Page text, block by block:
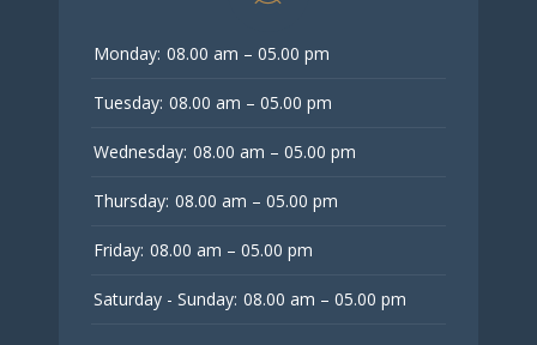
Monday: 08.00 am – 05.00 pm
Tuesday: 08.00 am – 05.00 pm
Wednesday: 08.00 am – 05.00 pm
Thursday: 08.00 am – 05.00 pm
Friday: 08.00 am – 05.00 pm
Saturday - Sunday: 08.00 am – 05.00 pm